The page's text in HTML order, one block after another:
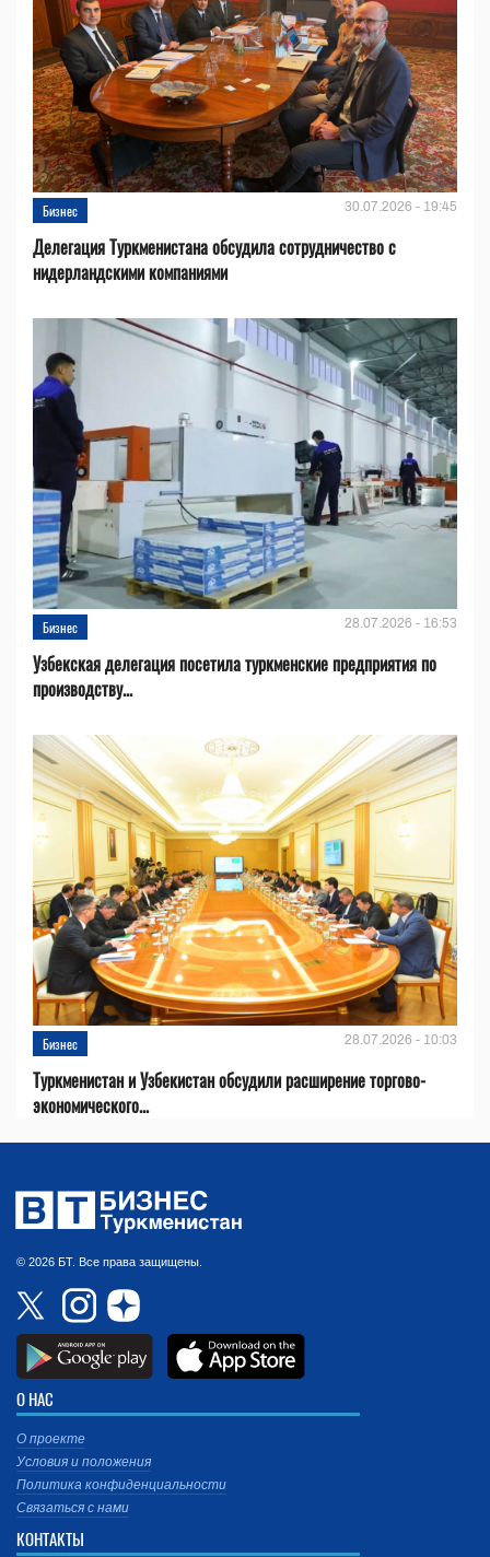
Бизнес 30.07.2026 - 19:45
Делегация Туркменистана обсудила сотрудничество с
нидерландскими компаниями
Бизнес 28.07.2026 - 16:53
Узбекская делегация посетила туркменские предприятия по
производству...
Бизнес 28.07.2026 - 10:03
Туркменистан и Узбекистан обсудили расширение торгово-
экономического...
© 2026 БТ. Все права защищены.
О НАС
О проекте
Условия и положения
Политика конфиденциальности
Связаться с нами
КОНТАКТЫ